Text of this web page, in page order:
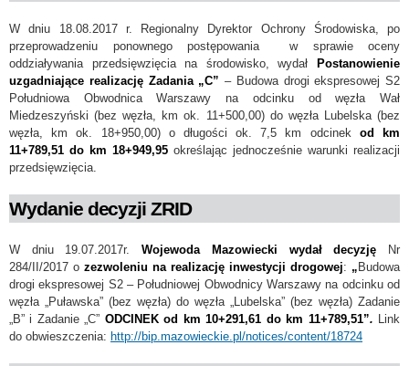
W dniu 18.08.2017 r. Regionalny Dyrektor Ochrony Środowiska, po
przeprowadzeniu ponownego postępowania w sprawie oceny
oddziaływania przedsięwzięcia na środowisko, wydał
Postanowienie
uzgadniające realizację Zadania „C” – Budowa drogi ekspresowej S2
Południowa Obwodnica Warszawy na odcinku od węzła Wał
Miedzeszyński (bez węzła, km ok. 11+500,00) do węzła Lubelska (bez
węzła, km ok. 18+950,00) o długości ok. 7,5 km odcinek od km
11+789,51 do km 18+949,95 określając jednocześnie warunki realizacji
przedsięwzięcia.
Wydanie decyzji ZRID
W dniu 19.07.2017r.Wojewoda Mazowiecki wydał decyzję Nr
284/II/2017 o zezwoleniu na realizację inwestycji drogowej: „ Budowa
drogi ekspresowej S2 – Południowej Obwodnicy Warszawy na odcinku od
węzła „Puławska” (bez węzła) do węzła „Lubelska” (bez węzła) Zadanie
„B” i Zadanie „C” ODCINEK od km 10+291,61 do km 11+789,51”. Link
do obwieszczenia: http://bip.mazowieckie.pl/notices/content/18724